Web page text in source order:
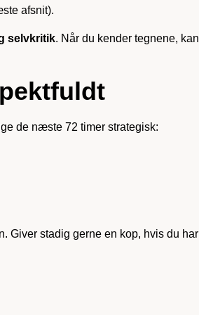
afsnit).
selvkritik. Når du kender tegnene,
de næste 72 timer strategisk:
Giver stadig gerne en kop, hvis du